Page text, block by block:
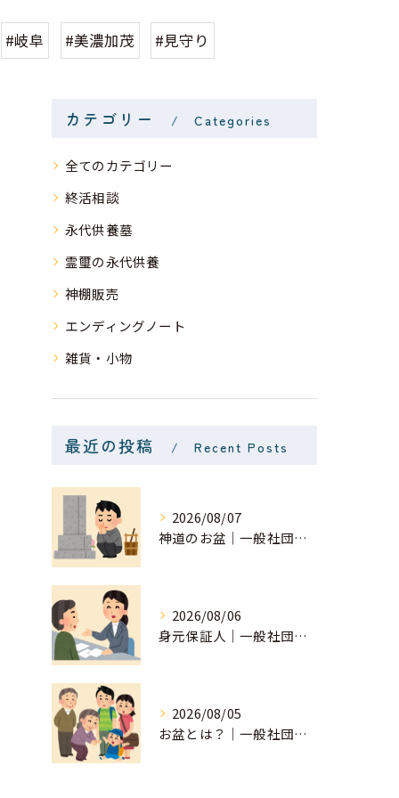
#岐阜 #美濃加茂 #見守り
カテゴリー Categories
全てのカテゴリー
終活相談
永代供養墓
霊璽の永代供養
神棚販売
エンディングノート
雑貨・小物
最近の投稿 Recent Posts
2026/08/07
神道のお盆｜一般社団法人 星月
2026/08/06
身元保証人｜一般社団法人 星月
2026/08/05
お盆とは？｜一般社団法人 星月